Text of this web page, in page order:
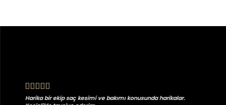
Harika bir ekip saç kesimi ve bakımı konusunda harikalar.